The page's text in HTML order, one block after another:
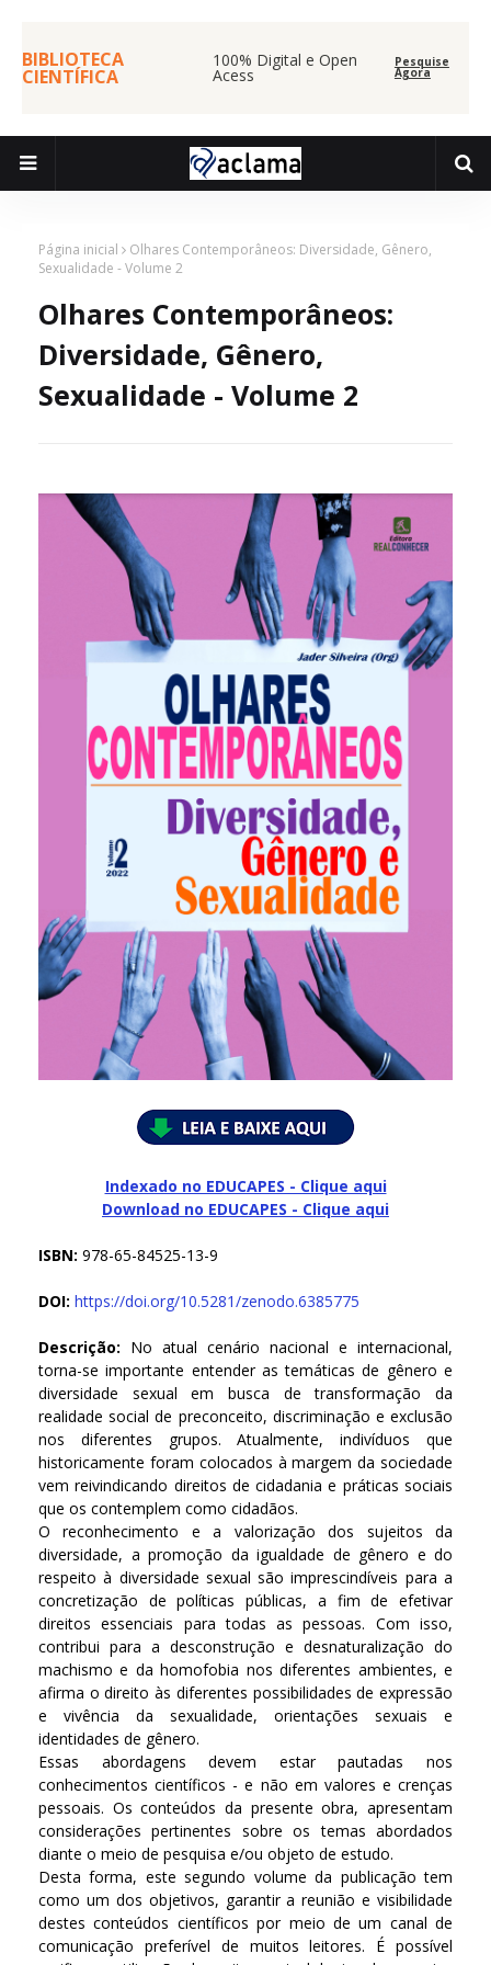
BIBLIOTECA
CIENTÍFICA
100% Digital e Open
Acess
Pesquise
Agora
Página inicial
Olhares Contemporâneos: Diversidade, Gênero,
Sexualidade - Volume 2
Olhares Contemporâneos:
Diversidade, Gênero,
Sexualidade - Volume 2
Indexado no EDUCAPES - Clique aqui
Download no EDUCAPES - Clique aqui
ISBN: 978-65-84525-13-9
DOI: https://doi.org/10.5281/zenodo.6385775
Descrição: No atual cenário nacional e internacional,
torna-se importante entender as temáticas de gênero e
diversidade sexual em busca de transformação da
realidade social de preconceito, discriminação e exclusão
nos diferentes grupos. Atualmente, indivíduos que
historicamente foram colocados à margem da sociedade
vem reivindicando direitos de cidadania e práticas sociais
que os contemplem como cidadãos.
O reconhecimento e a valorização dos sujeitos da
diversidade, a promoção da igualdade de gênero e do
respeito à diversidade sexual são imprescindíveis para a
concretização de políticas públicas, a fim de efetivar
direitos essenciais para todas as pessoas. Com isso,
contribui para a desconstrução e desnaturalização do
machismo e da homofobia nos diferentes ambientes, e
afirma o direito às diferentes possibilidades de expressão
e vivência da sexualidade, orientações sexuais e
identidades de gênero.
Essas abordagens devem estar pautadas nos
conhecimentos científicos - e não em valores e crenças
pessoais. Os conteúdos da presente obra, apresentam
considerações pertinentes sobre os temas abordados
diante o meio de pesquisa e/ou objeto de estudo.
Desta forma, este segundo volume da publicação tem
como um dos objetivos, garantir a reunião e visibilidade
destes conteúdos científicos por meio de um canal de
comunicação preferível de muitos leitores. É possível